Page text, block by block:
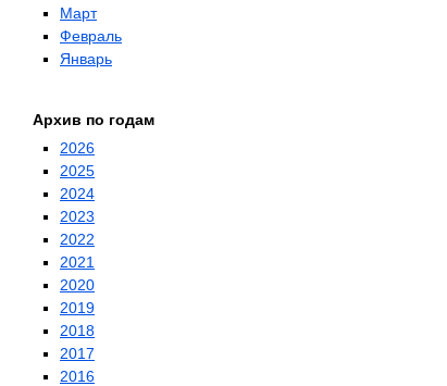
Март
Февраль
Январь
Архив по годам
2026
2025
2024
2023
2022
2021
2020
2019
2018
2017
2016